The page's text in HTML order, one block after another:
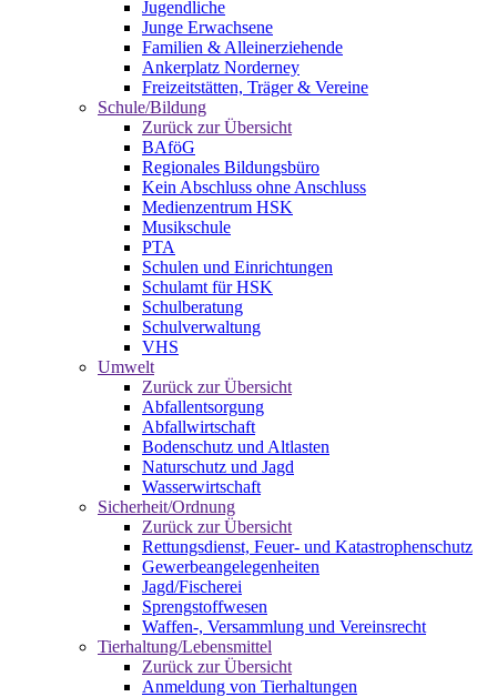
Jugendliche
Junge Erwachsene
Familien & Alleinerziehende
Ankerplatz Norderney
Freizeitstätten, Träger & Vereine
Schule/Bildung
Zurück zur Übersicht
BAföG
Regionales Bildungsbüro
Kein Abschluss ohne Anschluss
Medienzentrum HSK
Musikschule
PTA
Schulen und Einrichtungen
Schulamt für HSK
Schulberatung
Schulverwaltung
VHS
Umwelt
Zurück zur Übersicht
Abfallentsorgung
Abfallwirtschaft
Bodenschutz und Altlasten
Naturschutz und Jagd
Wasserwirtschaft
Sicherheit/Ordnung
Zurück zur Übersicht
Rettungsdienst, Feuer- und Katastrophenschutz
Gewerbeangelegenheiten
Jagd/Fischerei
Sprengstoffwesen
Waffen-, Versammlung und Vereinsrecht
Tierhaltung/Lebensmittel
Zurück zur Übersicht
Anmeldung von Tierhaltungen